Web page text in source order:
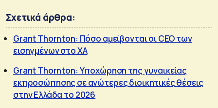
Σχετικά άρθρα:
Grant Thornton: Πόσο αμείβονται οι CEO των
εισηγμένων στο ΧΑ
Grant Thornton: Yποχώρηση της γυναικείας
εκπροσώπησης σε ανώτερες διοικητικές θέσεις
στην Ελλάδα το 2026